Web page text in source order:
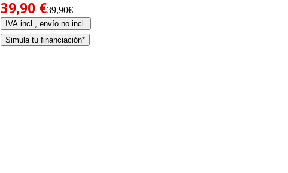
39,90 €39,90€
IVA incl., envío no incl.
Simula tu financiación*